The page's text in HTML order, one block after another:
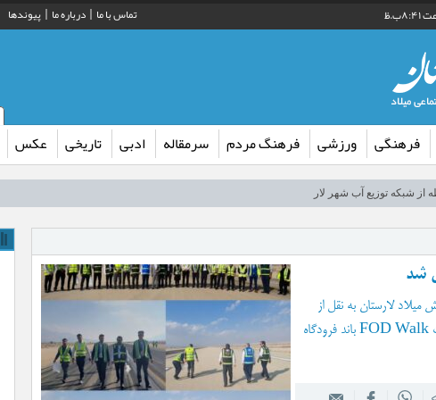
تماس با ما درباره ما پیوندها
فرهنگی ورزشی فرهنگ مردم سرمقاله ادبی تاریخی عکس
کارشناسی ارشد دانشگاه دولتی لار
شبکه توزیع آب شهر لار
اربعین حسینی در روستای کورده
سپاه فارس در راستای توسعه ورزش کشتی لارستان
در کتابخانه عمومی گنج شایگان لار
فکری کودکان و نوجوانان اوز راه اندازی شد
شد
لارستان به نقل از
روابط عمومی اداره کل فرودگاه لارستان، عملیات FOD Walk باند فرودگاه